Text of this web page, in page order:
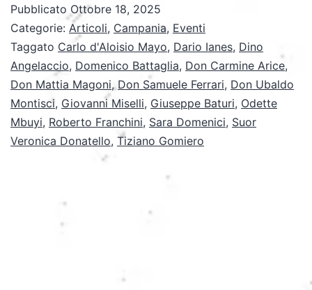
il
Convegno
CEI
che
riscrive
il
significato
Pubblicato Ottobre 18, 2025
Categorie: Articoli, Campania, Eventi
Taggato Carlo d'Aloisio Mayo, Dario Ianes, Dino
Angelaccio, Domenico Battaglia, Don Carmine Arice,
Don Mattia Magoni,Don Samuele Ferrari, Don Ubaldo
Montisci, Giovanni Miselli, Giuseppe Baturi, Odette
Mbuyi, Roberto Franchini, Sara Domenici, Suor
Veronica Donatello, Tiziano Gomiero